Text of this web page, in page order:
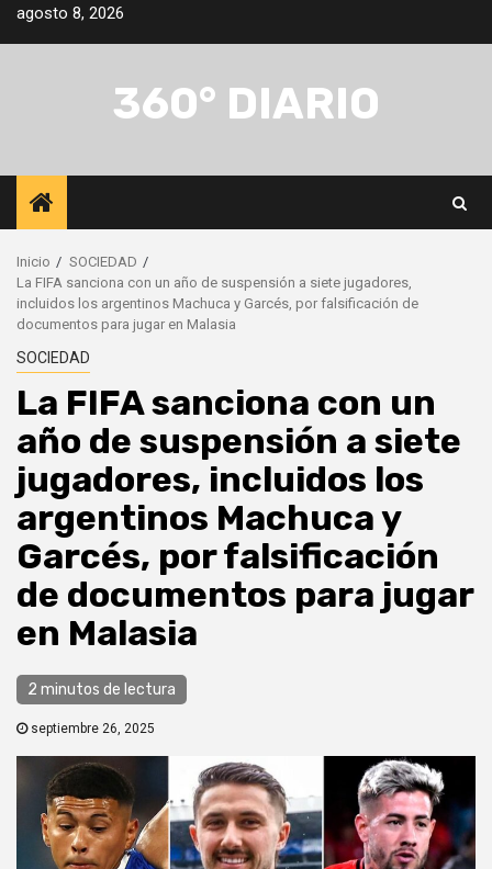
Saltar
agosto 8, 2026
360° DIARIO
Inicio
SOCIEDAD
La FIFA sanciona con un año de suspensión a siete jugadores,
incluidos los argentinos Machuca y Garcés, por falsificación de
documentos para jugar en Malasia
SOCIEDAD
La FIFA sanciona con un
año de suspensión a siete
jugadores, incluidos los
argentinos Machuca y
Garcés, por falsificación
de documentos para jugar
en Malasia
2 minutos de lectura
septiembre 26, 2025